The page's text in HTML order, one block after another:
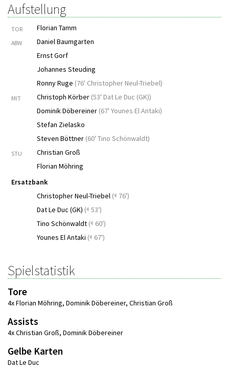
Aufstellung
TOR Florian Tamm
ABW
Daniel Baumgarten
Ernst Gorf
Johannes Steuding
Ronny Ruge (76' Christopher Neul-Triebel)
MIT Christoph Körber (53' Dat Le Duc (GK))
Dominik Döbereiner (67' Younes El Antaki)
Stefan Zielasko
Steven Böttner (60' Tino Schönwaldt)
STU
Christian Groß
Florian Möhring
Ersatzbank
Christopher Neul-Triebel ( 76')
Dat Le Duc (GK) ( 53')
Tino Schönwaldt ( 60')
Younes El Antaki ( 67')
Spielstatistik
Tore
4x Florian Möhring, Dominik Döbereiner, Christian Groß
Assists
4x Christian Groß, Dominik Döbereiner
Gelbe Karten
Dat Le Duc